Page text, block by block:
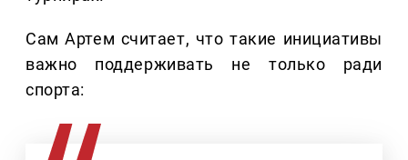
Сам Артем считает, что такие инициативы
важно поддерживать не только ради
спорта: